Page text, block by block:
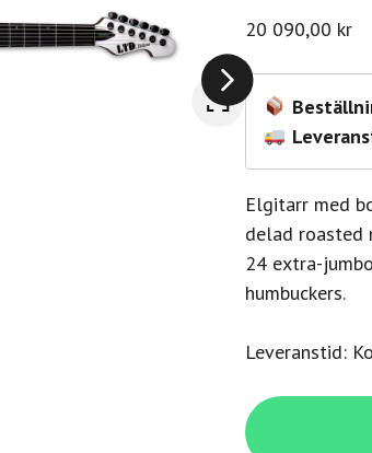
20 090,00 kr
Elgitarr med
delad roasted
24 extra-
humbuckers.
Leveranstid:
Ltd
Th-